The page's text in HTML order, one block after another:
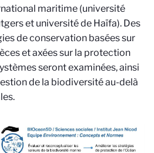
maritime (université
et université de Haïfa). Des
de conservation basées sur
et axées sur la protection
seront examinées, ainsi
de la biodiversité au-delà